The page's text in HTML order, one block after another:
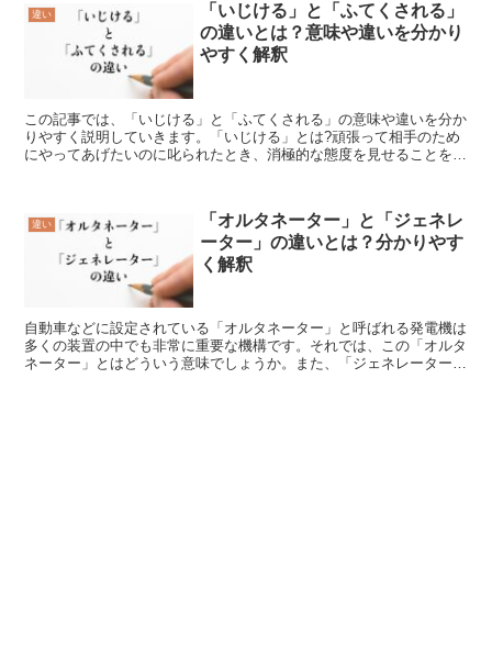
違い
「いじける」と「ふてくされる」
の違いとは？意味や違いを分かり
やすく解釈
この記事では、「いじける」と「ふてくされる」の意味や違いを分か
りやすく説明していきます。「いじける」とは?頑張って相手のため
にやってあげたいのに叱られたとき、消極的な態度を見せることを
違い
「オルタネーター」と「ジェネレ
ーター」の違いとは？分かりやす
く解釈
自動車などに設定されている「オルタネーター」と呼ばれる発電機は
多くの装置の中でも非常に重要な機構です。それでは、この「オルタ
ネーター」とはどういう意味でしょうか。また、「ジェネレーター」